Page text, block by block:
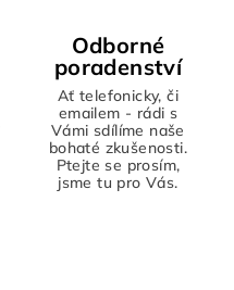
Odborné
poradenství
Ať telefonicky, či
emailem - rádi s
Vámi sdílíme naše
bohaté zkušenosti.
Ptejte se prosím,
jsme tu pro Vás.